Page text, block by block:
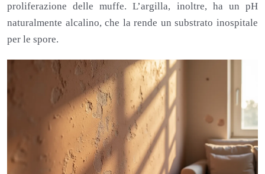
proliferazione delle muffe. L’argilla, inoltre, ha un pH
naturalmente alcalino, che la rende un substrato inospitale
per le spore.